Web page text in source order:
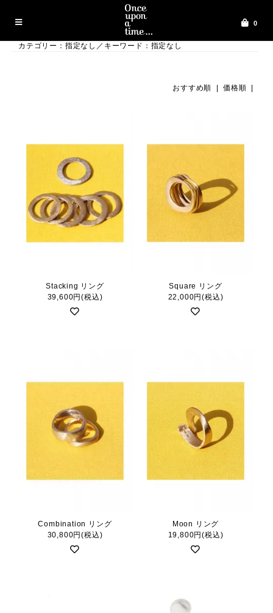
0
カテゴリー：指定なし／キーワード：指定なし
おすすめ順 |価格順
Stacking リング
39,600円(税込)
Square リング
22,000円(税込)
Combination リング
30,800円(税込)
Moon リング
19,800円(税込)